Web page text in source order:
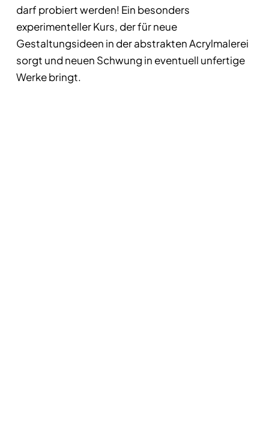
darf probiert werden! Ein besonders
experimenteller Kurs, der für neue
Gestaltungsideen in der abstrakten Acrylmalerei
sorgt und neuen Schwung in eventuell unfertige
Werke bringt.